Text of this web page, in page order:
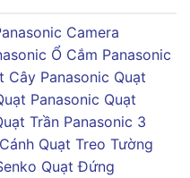
Camera
Ổ Cắm Panasonic
Cây Panasonic Quạt
Panasonic Quạt
Trần Panasonic 3
Quạt Treo Tường
Quạt Đứng